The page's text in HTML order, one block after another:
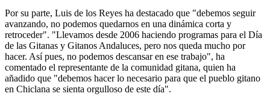
Por su parte, Luis de los Reyes ha destacado que "debemos seguir
avanzando, no podemos quedarnos en una dinámica corta y
retroceder". "Llevamos desde 2006 haciendo programas para el Día
de las Gitanas y Gitanos Andaluces, pero nos queda mucho por
hacer. Así pues, no podemos descansar en ese trabajo", ha
comentado el representante de la comunidad gitana, quien ha
añadido que "debemos hacer lo necesario para que el pueblo gitano
en Chiclana se sienta orgulloso de este día".